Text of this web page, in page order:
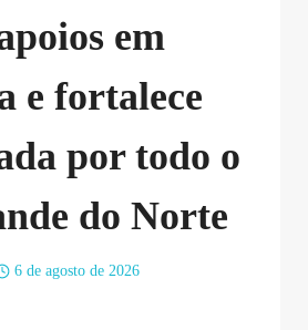
em
e fortalece
por todo o
do Norte
6 de agosto de 2026